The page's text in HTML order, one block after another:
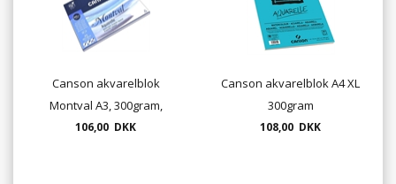
Canson akvarelblok
Montval A3, 300gram,
sidelimet
106,00 DKK
Canson akvarelblok A4 XL
300gram
108,00 DKK